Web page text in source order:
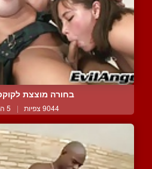
בחורה מוצצת
9044 צפיות | 5 המלצות